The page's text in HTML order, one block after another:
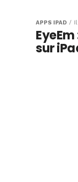
APPS IPAD
sur